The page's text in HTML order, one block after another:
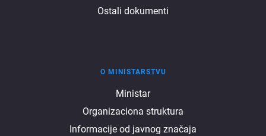
Ostali dokumenti
ministarstvu
O MINISTARSTVU
Ministar
Organizaciona struktura
Informacije od javnog značaja